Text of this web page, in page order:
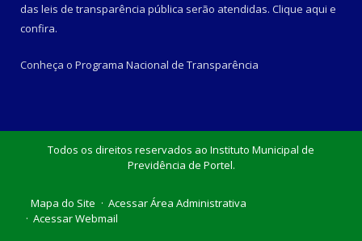
das leis de transparência pública serão atendidas. Clique aqui e
confira.
Conheça o Programa Nacional de Transparência
Todos os direitos reservados ao Instituto Municipal de
Previdência de Portel.
Mapa do Site
Acessar Área Administrativa
Acessar Webmail